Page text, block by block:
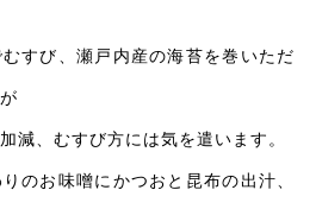
すび、瀬戸内産の海苔を巻いただ
減、むすび方には気を遣います。
のお味噌にかつおと昆布の出汁、